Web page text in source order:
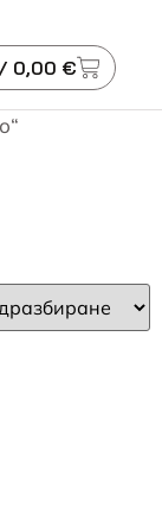
/ 0,00 €